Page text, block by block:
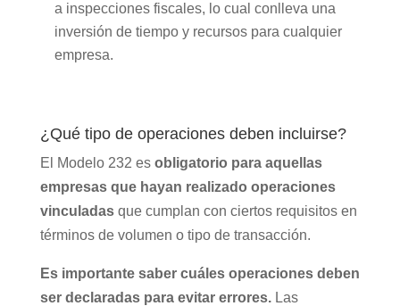
a inspecciones fiscales, lo cual conlleva una
inversión de tiempo y recursos para cualquier
empresa.
¿Qué tipo de operaciones deben incluirse?
El Modelo 232 esobligatorio para aquellas
empresas que hayan realizado operaciones
vinculadasque cumplan con ciertos requisitos en
términos de volumen o tipo de transacción.
Es importante saber cuáles operaciones deben
ser declaradas para evitar errores.Las